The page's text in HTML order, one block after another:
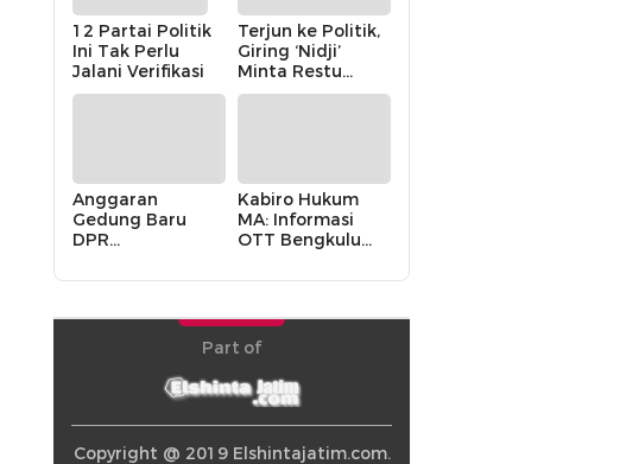
12 Partai Politik
Ini Tak Perlu
Jalani Verifikasi
Terjun ke Politik,
Giring ‘Nidji’
Minta Restu
Keluarga
Anggaran
Gedung Baru
DPR
Cair karena
Budi” Pemerintah
Kabiro Hukum
MA: Informasi
OTT Bengkulu
Internal MA
Part of
Copyright @ 2019 Elshintajatim.com.